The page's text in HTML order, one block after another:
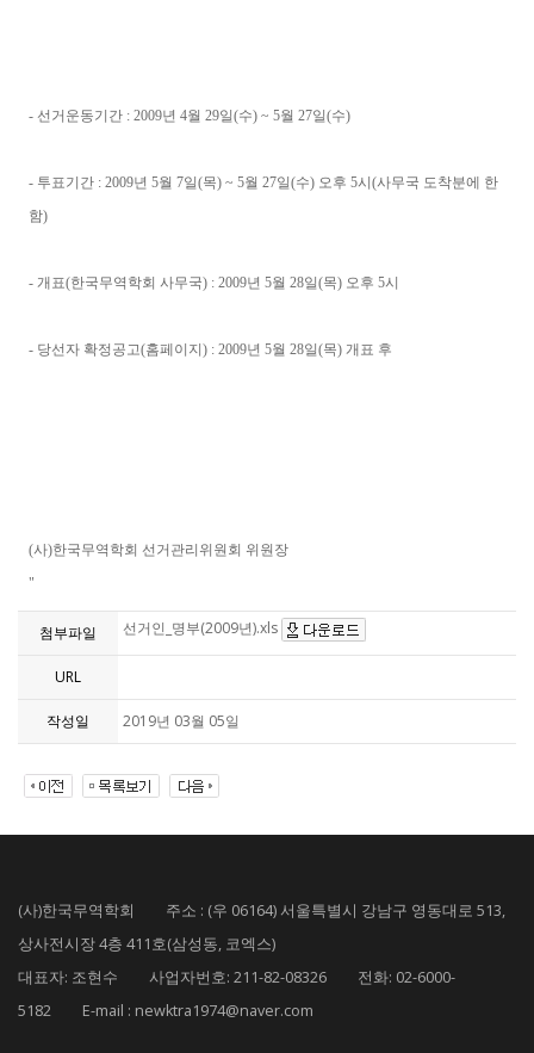
- 선거운동기간 : 2009년 4월 29일(수) ~ 5월 27일(수)
- 투표기간 : 2009년 5월 7일(목) ~ 5월 27일(수) 오후 5시(사무국 도착분에 한
함)
- 개표(한국무역학회 사무국) : 2009년 5월 28일(목) 오후 5시
- 당선자 확정공고(홈페이지) : 2009년 5월 28일(목) 개표 후
(사)한국무역학회 선거관리위원회 위원장
"
첨부파일 선거인_명부(2009년).xls
URL
작성일 2019년 03월 05일
(사)한국무역학회 주소 : (우 06164) 서울특별시 강남구 영동대로 513,
상사전시장 4층 411호(삼성동, 코엑스)
대표자: 조현수 사업자번호: 211-82-08326 전화: 02-6000-
5182 E-mail : newktra1974@naver.com